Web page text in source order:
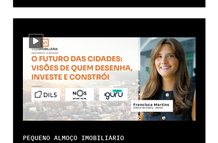
i-video
PEQUENO ALMOÇO IMOBILIÁRIO